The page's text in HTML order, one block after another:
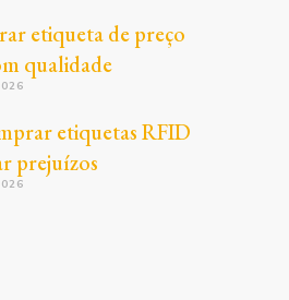
etiqueta de preço
qualidade
etiquetas RFID
prejuízos